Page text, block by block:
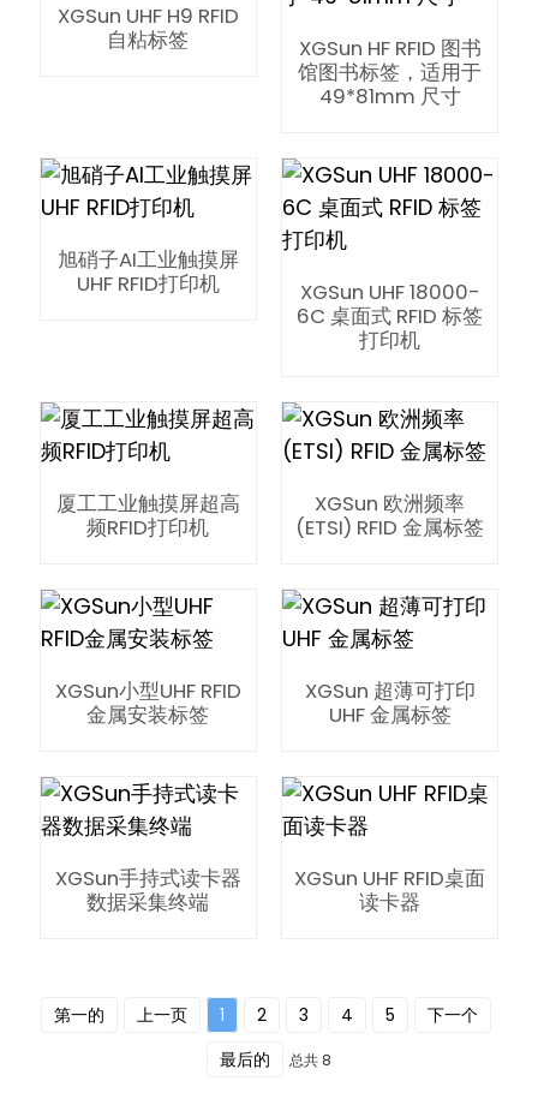
XGSun UHF H9 RFID
自粘标签
XGSun HF RFID 图书
馆图书标签，适用于
49*81mm 尺寸
旭硝子AI工业触摸屏
UHF RFID打印机
XGSun UHF 18000-
6C 桌面式 RFID 标签
打印机
厦工工业触摸屏超高
频RFID打印机
XGSun 欧洲频率
(ETSI) RFID 金属标签
XGSun小型UHF RFID
金属安装标签
XGSun 超薄可打印
UHF 金属标签
XGSun手持式读卡器
数据采集终端
XGSun UHF RFID桌面
读卡器
第一的 上一页 1 2 3 4 5
下一个
最后的
总共 8